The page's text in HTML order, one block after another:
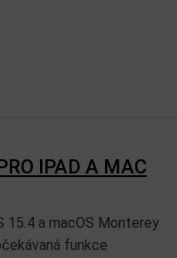
IPAD A MAC
15.4 a macOS Monterey
funkce